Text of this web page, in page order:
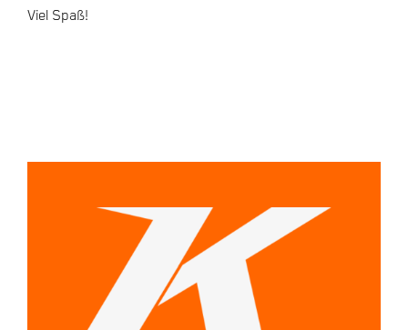
Viel Spaß!